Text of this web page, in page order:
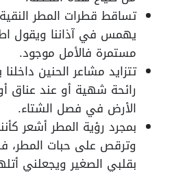
تساقط قطرات المطر
يهمس في آذاننا ويقول
مستمرة فالأمل موجود.
تتزايد مشاعر الحنين
رائحة شهية أو عند عناق
الأرض في فصل الشتاء.
بمجرد رؤية المطر أشعر
وترقص على حبات المطر،
بقلبي الصغير ويجعلني